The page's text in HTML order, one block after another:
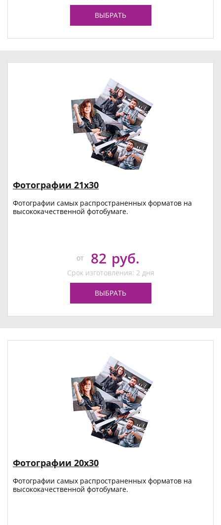
ВЫБРАТЬ
Фотографии 21х30
Фотографии самых распространенных форматов на
высококачественной фотобумаге.
от 82 руб.
Срок изготовления: 2 дня
ВЫБРАТЬ
Фотографии 20х30
Фотографии самых распространенных форматов на
высококачественной фотобумаге.